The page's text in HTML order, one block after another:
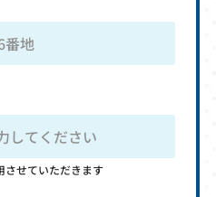
させていただきます